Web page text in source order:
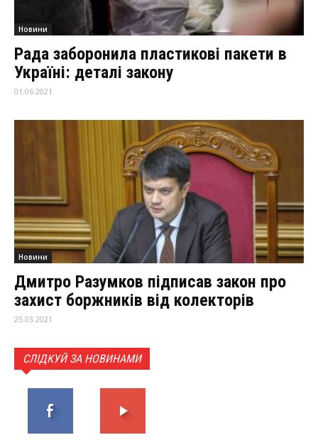
Новини
Рада заборонила пластикові пакети в
Україні: деталі закону
01.06.2021
Новини
Дмитро Разумков підписав закон про
захист боржників від колекторів
25.03.2021
СЛІДКУЙ ЗА НОВИНАМИ